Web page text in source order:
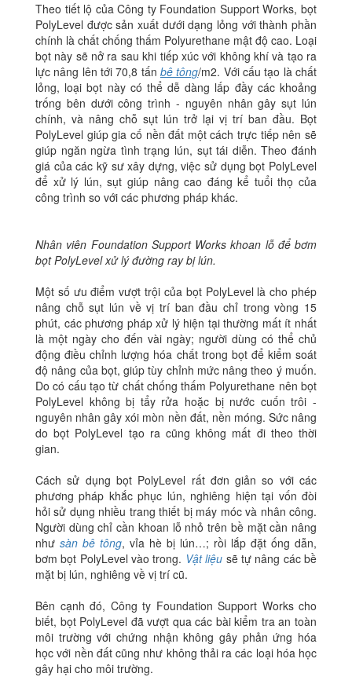
Theo tiết lộ của Công ty Foundation Support Works, bọt
PolyLevel được sản xuất dưới dạng lỏng với thành phần
chính là chất chống thấm Polyurethane mật độ cao. Loại
bọt này sẽ nở ra sau khi tiếp xúc với không khí và tạo ra
lực nâng lên tới 70,8 tấn bê tông/m2. Với cấu tạo là chất
lỏng, loại bọt này có thể dễ dàng lấp đầy các khoảng
trống bên dưới công trình - nguyên nhân gây sụt lún
chính, và nâng chỗ sụt lún trở lại vị trí ban đầu. Bọt
PolyLevel giúp gia cố nền đất một cách trực tiếp nên sẽ
giúp ngăn ngừa tình trạng lún, sụt tái diễn. Theo đánh
giá của các kỹ sư xây dựng, việc sử dụng bọt PolyLevel
để xử lý lún, sụt giúp nâng cao đáng kể tuổi thọ của
công trình so với các phương pháp khác.
Nhân viên Foundation Support Works khoan lỗ để bơm
bọt PolyLevel xử lý đường ray bị lún.
Một số ưu điểm vượt trội của bọt PolyLevel là cho phép
nâng chỗ sụt lún về vị trí ban đầu chỉ trong vòng 15
phút, các phương pháp xử lý hiện tại thường mất ít nhất
là một ngày cho đến vài ngày; người dùng có thể chủ
động điều chỉnh lượng hóa chất trong bọt để kiểm soát
độ nâng của bọt, giúp tùy chỉnh mức nâng theo ý muốn.
Do có cấu tạo từ chất chống thấm Polyurethane nên bọt
PolyLevel không bị tẩy rửa hoặc bị nước cuốn trôi -
nguyên nhân gây xói mòn nền đất, nền móng. Sức nâng
do bọt PolyLevel tạo ra cũng không mất đi theo thời
gian.
Cách sử dụng bọt PolyLevel rất đơn giản so với các
phương pháp khắc phục lún, nghiêng hiện tại vốn đòi
hỏi sử dụng nhiều trang thiết bị máy móc và nhân công.
Người dùng chỉ cần khoan lỗ nhỏ trên bề mặt cần nâng
như sàn bê tông, vỉa hè bị lún…; rồi lắp đặt ống dẫn,
bơm bọt PolyLevel vào trong. Vật liệu sẽ tự nâng các bề
mặt bị lún, nghiêng về vị trí cũ.
Bên cạnh đó, Công ty Foundation Support Works cho
biết, bọt PolyLevel đã vượt qua các bài kiểm tra an toàn
môi trường với chứng nhận không gây phản ứng hóa
học với nền đất cũng như không thải ra các loại hóa học
gây hại cho môi trường.